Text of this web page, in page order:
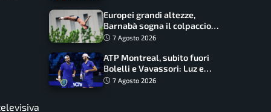
Europei grandi altezze,
Barnabà sogna il colpaccio:
è leader a metà gara, Baraldi
7 Agosto 2026
ATP Montreal, subito fuori
Bolelli e Vavassori: Luz e
Matos fermano gli azzurri
7 Agosto 2026